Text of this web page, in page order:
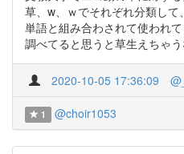
草、w、ｗでそれぞれ分類し
単語と組み合わされて使われ
調べてると思うと草生えちゃ
2020-10-05 17:36:09
1 @choir1053